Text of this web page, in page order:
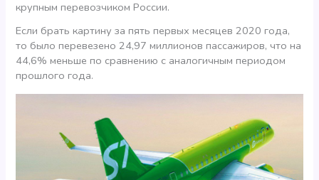
крупным перевозчиком России.
Если брать картину за пять первых месяцев 2020 года,
то было перевезено 24,97 миллионов пассажиров, что на
44,6% меньше по сравнению с аналогичным периодом
прошлого года.